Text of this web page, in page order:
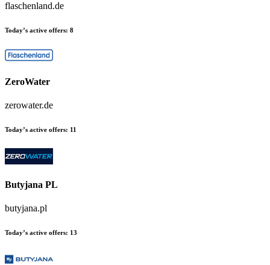
flaschenland.de
Today’s active offers: 8
ZeroWater
zerowater.de
Today’s active offers: 11
Butyjana PL
butyjana.pl
Today’s active offers: 13